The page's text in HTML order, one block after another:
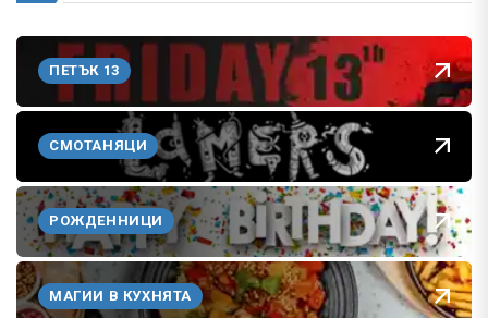
ПЕТЪК 13
СМОТАНЯЦИ
РОЖДЕННИЦИ
МАГИИ В КУХНЯТА